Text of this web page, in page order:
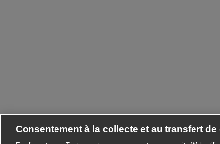
Consentement à la collecte et au transfert de